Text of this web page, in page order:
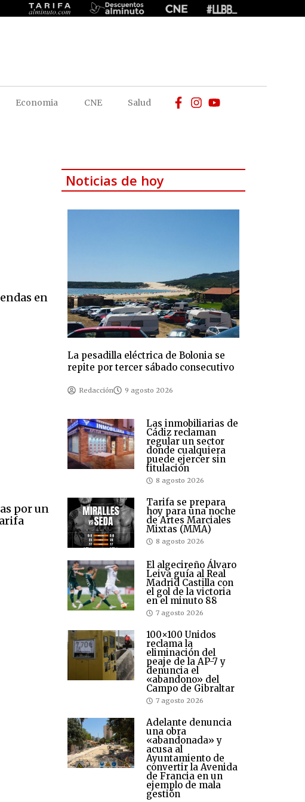
Economia CNE Salud
en
por un
Noticias de hoy
La pesadilla eléctrica de Bolonia se
repite por tercer sábado consecutivo
Redacción 9 agosto 2026
Las inmobiliarias de
Cádiz reclaman
regular un sector
donde cualquiera
puede ejercer sin
titulación
8 agosto 2026
Tarifa se prepara
hoy para una noche
de Artes Marciales
Mixtas (MMA)
8 agosto 2026
El algecireño Álvaro
Leiva guía al Real
Madrid Castilla con
el gol de la victoria
en el minuto 88
7 agosto 2026
100×100 Unidos
reclama la
eliminación del
peaje de la AP-7 y
denuncia el
«abandono» del
Campo de Gibraltar
7 agosto 2026
Adelante denuncia
una obra
«abandonada» y
acusa al
Ayuntamiento de
convertir la Avenida
de Francia en un
ejemplo de mala
gestión